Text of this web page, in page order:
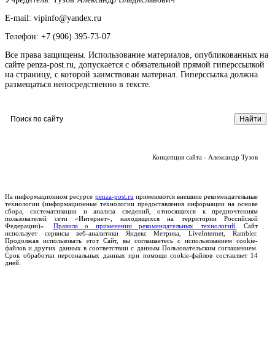
E-mail: vipinfo@yandex.ru
Телефон: +7 (906) 395-73-07
Все права защищены. Использование материалов, опубликованных на
сайте penza-post.ru, допускается с обязательной прямой гиперссылкой
на страницу, с которой заимствован материал. Гиперссылка должна
размещаться непосредственно в тексте.
Концепция сайта - Александр Тузов
На информационном ресурсе penza-post.ru применяются внешние рекомендательные
технологии (информационные технологии предоставления информации на основе
сбора, систематизации и анализа сведений, относящихся к предпочтениям
пользователей сети «Интернет», находящихся на территории Российской
Федерации)». Правила о применении рекомендательных технологий.
Сайт
использует сервисы веб-аналитики Яндекс Метрика, LiveInternet, Rambler.
Продолжая использовать этот Сайт, вы соглашаетесь с использованием cookie-
файлов и других данных в соответствии с данным Пользовательским соглашением.
Срок обработки персональных данных при помощи cookie-файлов составляет 14
дней.